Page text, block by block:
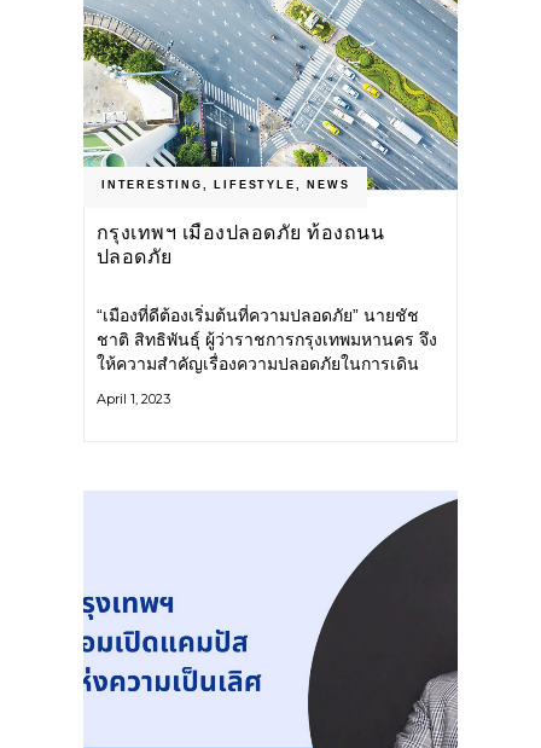
INTERESTING , LIFESTYLE , NEWS
กรุงเทพฯ เมืองปลอดภัย ท้องถนน
ปลอดภัย
“เมืองที่ดีต้องเริ่มต้นที่ความปลอดภัย” นายชัช
ชาติ สิทธิพันธุ์ ผู้ว่าราชการกรุงเทพมหานคร จึง
ให้ความสำคัญเรื่องความปลอดภัยในการเดิน
ผู้ที่สัญจรทางเท้า โดยกำหนดให้เป็น 1 ใน
April 1, 2023